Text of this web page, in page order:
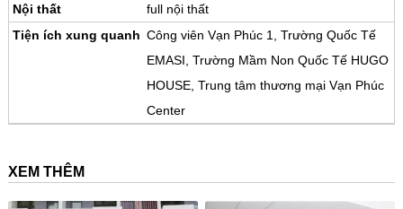
Nội thất
full nội thất
Tiện ích xung quanh Công viên Vạn Phúc 1, Trường Quốc Tế
EMASI, Trường Mầm Non Quốc Tế HUGO
HOUSE, Trung tâm thương mại Vạn Phúc
Center
XEM THÊM